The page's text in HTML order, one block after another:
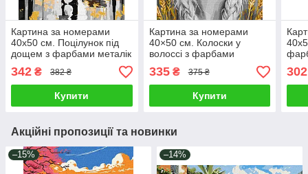
Картина за номерами
40х50 см. Поцілунок під
дощем з фарбами металік
KHO8542
342 ₴ 382 ₴
Купити
Картина за номерами
40×50 см. Колоски у
волоссі з фарбами
KHO8558
335₴ 375 ₴
Купити
302
Акційні пропозиції та новинки
–15% –14%